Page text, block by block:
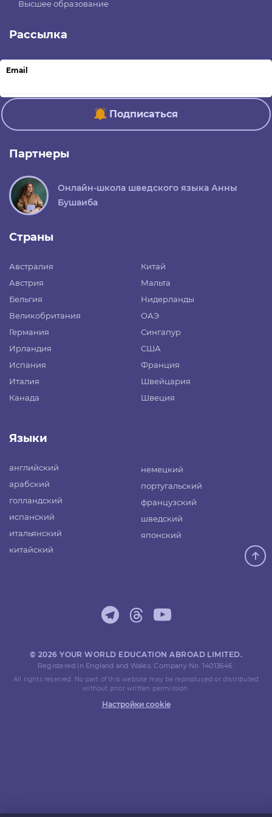
Высшее образование
Рассылка
Email
Подписаться
Партнеры
Онлайн-школа шведского языка Анны
Бушаиба
Страны
Австралия
Австрия
Бельгия
Великобритания
Германия
Ирландия
Испания
Италия
Канада
Китай
Мальта
Нидерланды
ОАЭ
Сингапур
США
Франция
Швейцария
Швеция
Языки
английский
арабский
голландский
испанский
итальянский
китайский
немецкий
португальский
французский
шведский
японский
© 2026 YOUR WORLD EDUCATION ABROAD LIMITED.
Registered in England and Wales. Company No. 14013646.
All rights reserved. No part of this website may be reproduced or distributed
without prior written permission.
Настройки cookie